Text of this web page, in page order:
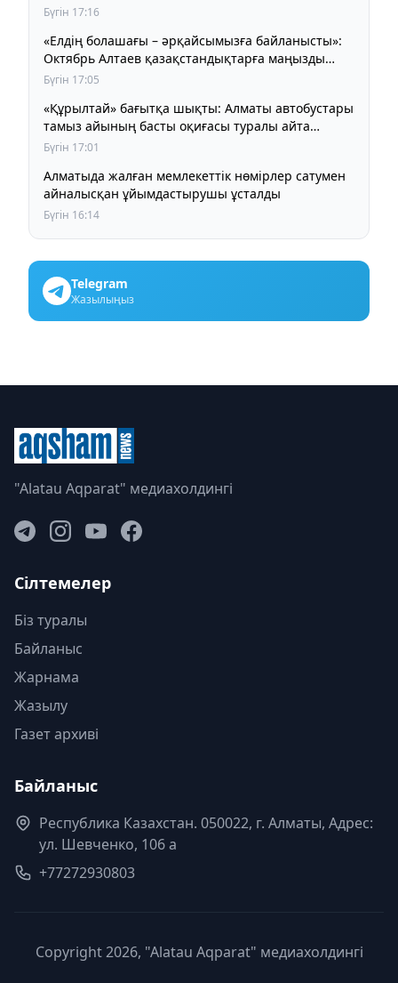
Бүгін 17:16
«Елдің болашағы – әрқайсымызға байланысты»:
Октябрь Алтаев қазақстандықтарға маңызды
үндеу жасады
Бүгін 17:05
«Құрылтай» бағытқа шықты: Алматы автобустары
тамыз айының басты оқиғасы туралы айта
бастады
Бүгін 17:01
Алматыда жалған мемлекеттік нөмірлер сатумен
айналысқан ұйымдастырушы ұсталды
Бүгін 16:14
Telegram
Жазылыңыз
"Alatau Aqparat" медиахолдингі
Сілтемелер
Біз туралы
Байланыс
Жарнама
Жазылу
Газет архиві
Байланыс
Республика Казахстан. 050022, г. Алматы, Адрес:
ул. Шевченко, 106 а
+77272930803
Copyright 2026, "Alatau Aqparat" медиахолдингі